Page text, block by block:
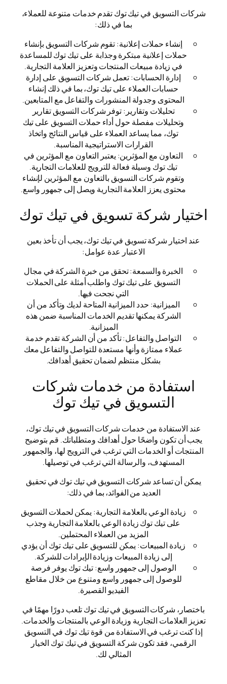
شركات التسويق في تيك توك تقدم خدمات متنوعة للعملاء،
بما في ذلك:
إنشاء حملات إعلانية: تقوم شركات التسويق بإنشاء
حملات إعلانية مبتكرة وجذابة على تيك توك للمساعدة
في زيادة مبيعات المنتجات وتعزيز العلامة التجارية.
إدارة الحسابات: تعمل شركات التسويق على إدارة
حسابات العملاء على تيك توك، بما في ذلك إنشاء
المحتوى وجدولة المنشورات والتفاعل مع المتابعين.
تحليلات وتقارير: توفر شركات التسويق تقارير
وتحليلات مفصلة حول أداء حملات التسويق على تيك
توك، مما يساعد العملاء على قياس النتائج واتخاذ
القرارات الاستراتيجية المناسبة.
التعاون مع المؤثرين: يعتبر التعاون مع المؤثرين في
تيك توك وسيلة فعالة للترويج للعلامات التجارية.
وتقوم شركات التسويق بالتعاون مع المؤثرين لإنشاء
محتوى يعزز العلامة التجارية ويصل إلى جمهور واسع.
اختيار شركة تسويق في تيك توك
عند اختيار شركة تسويق في تيك توك، يجب أن تأخذ بعين
الاعتبار عدة عوامل:
الخبرة والسمعة: تحقق من خبرة الشركة في مجال
التسويق على تيك توك واطلب أمثلة على الحملات
التي نجحت فيها.
الميزانية: حدد الميزانية المتاحة لديك وتأكد من أن
الشركة يمكنها تقديم الخدمات المناسبة ضمن هذه
الميزانية.
التواصل والتفاعل: تأكد من أن الشركة تقدم خدمة
عملاء ممتازة وأنها مستعدة للتواصل والتفاعل معك
بشكل منتظم لضمان تحقيق أهدافك.
استفادة من خدمات شركات
التسويق في تيك توك
عند الاستفادة من خدمات شركات التسويق في تيك توك،
يجب أن تكون واضحًا حول أهدافك ومتطلباتك. قم بتوضيح
المنتجات أو الخدمات التي ترغب في الترويج لها، والجمهور
المستهدف، والرسالة التي ترغب في توصيلها.
يمكن أن تساعد شركات التسويق في تيك توك في تحقيق
العديد من الفوائد، بما في ذلك:
زيادة الوعي بالعلامة التجارية: يمكن لحملات التسويق
على تيك توك زيادة الوعي بالعلامة التجارية وجذب
المزيد من العملاء المحتملين.
زيادة المبيعات: يمكن للتسويق على تيك توك أن يؤدي
إلى زيادة المبيعات وزيادة الإيرادات للشركة.
الوصول إلى جمهور واسع: تيك توك يوفر فرصة
للوصول إلى جمهور واسع ومتنوع من خلال مقاطع
الفيديو القصيرة.
باختصار، شركات التسويق في تيك توك تلعب دورًا مهمًا في
تعزيز العلامات التجارية وزيادة الوعي بالمنتجات والخدمات.
إذا كنت ترغب في الاستفادة من قوة تيك توك في التسويق
الرقمي، فقد تكون شركة التسويق في تيك توك الخيار
المثالي لك.